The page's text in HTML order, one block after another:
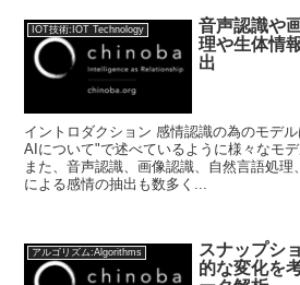
IOT技術:IOT Technology
音声認識や
理や生体情
出
イントロダクション 感情認識の為のモデ
AIについて"で述べているように様々なモデ
また、音声認識、画像認識、自然言語処
による感情の抽出も数多く...
アルゴリズム:Algorithms
スナップシ
的な変化を